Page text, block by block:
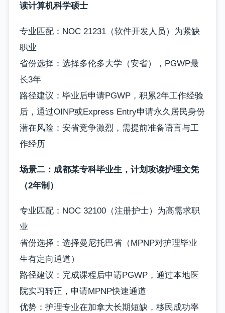
读计算机科学硕士
专业匹配：NOC 21231（软件开发人员）为紧缺
职业
省份选择：选择多伦多大学（安省），PGWP最
长3年
路径建议：毕业后申请PGWP，积累2年工作经验
后，通过OINP或Express Entry申请永久居民身份
潜在风险：安省竞争激烈，需提前准备语言与工
作经历
场景二：成都某专科毕业生，计划攻读护理文凭
（2年制）
专业匹配：NOC 32100（注册护士）为高需求职
业
省份选择：选择曼尼托巴省（MPNP对护理毕业
生有定向通道）
路径建议：完成课程后申请PGWP，通过本地医
院实习转正，申请MPNP快速通道
优势：护理专业在加拿大长期短缺，移民成功率